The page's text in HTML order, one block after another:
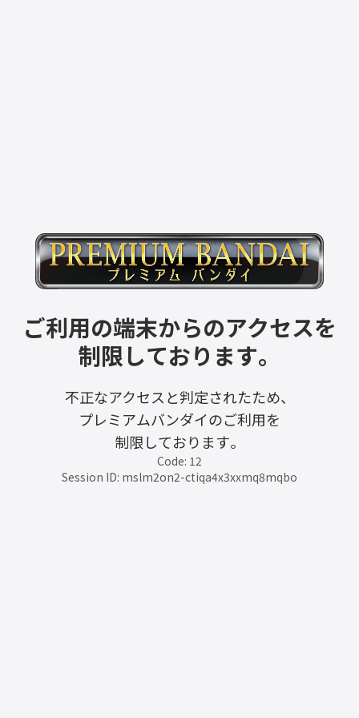
ご利用の端末からのアクセスを
制限しております。
不正なアクセスと判定されたため、
プレミアムバンダイのご利用を
制限しております。
Code: 12
Session ID: mslm2on2-ctiqa4x3xxmq8mqbo